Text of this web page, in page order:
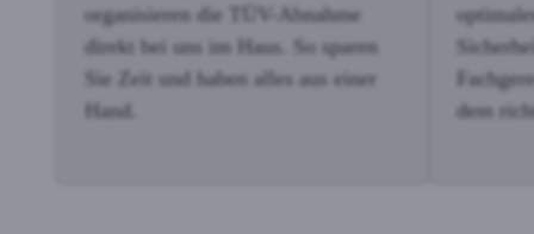
organisieren die TÜV-Abnahme
direkt bei uns im Haus. So sparen
Sie Zeit und haben alles aus einer
Hand.
dem